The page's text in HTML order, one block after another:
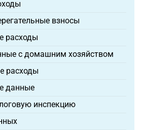
взносы
расходы
с домашним хозяйством
расходы
данные
инспекцию